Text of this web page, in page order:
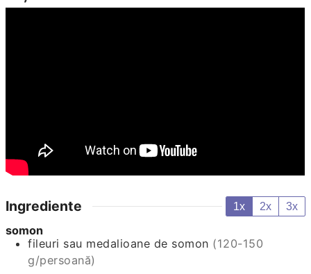
Ingrediente 1x 2x 3x
somon
fileuri sau medalioane de somon (120-150
g/persoană)